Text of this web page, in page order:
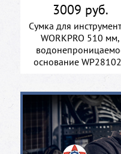
3009 руб.
Сумка для
WORKPRO 510 мм,
основание